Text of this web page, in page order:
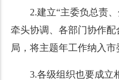
2.建立“主委负总责
牵头协调、各部门协作
局，将主题年工作纳入市
3.各级组织也要成立